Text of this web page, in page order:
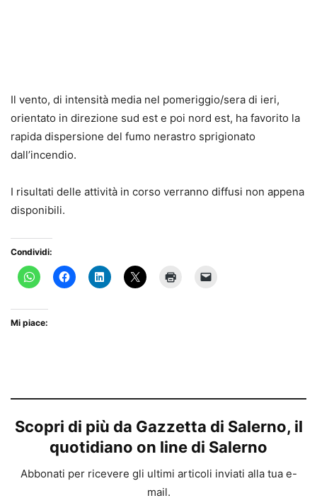
Il vento, di intensità media nel pomeriggio/sera di ieri,
orientato in direzione sud est e poi nord est, ha favorito la
rapida dispersione del fumo nerastro sprigionato
dall’incendio.
I risultati delle attività in corso verranno diffusi non appena
disponibili.
Condividi:
Mi piace:
Scopri di più da Gazzetta di Salerno, il
quotidiano on line di Salerno
Abbonati per ricevere gli ultimi articoli inviati alla tua e-
mail.